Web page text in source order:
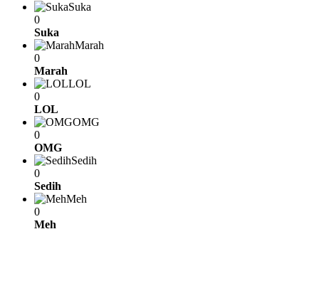
Suka
0
Suka
Marah
0
Marah
LOL
0
LOL
OMG
0
OMG
Sedih
0
Sedih
Meh
0
Meh